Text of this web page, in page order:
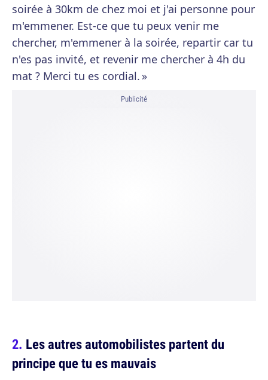
soirée à 30km de chez moi et j'ai personne pour
m'emmener. Est-ce que tu peux venir me
chercher, m'emmener à la soirée, repartir car tu
n'es pas invité, et revenir me chercher à 4h du
mat ? Merci tu es cordial. »
Publicité
Les autres automobilistes partent du
principe que tu es mauvais